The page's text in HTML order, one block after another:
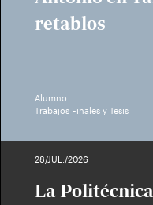
retablos
Alumno
Trabajos Finales y Tesis
28/JUL./2026
La